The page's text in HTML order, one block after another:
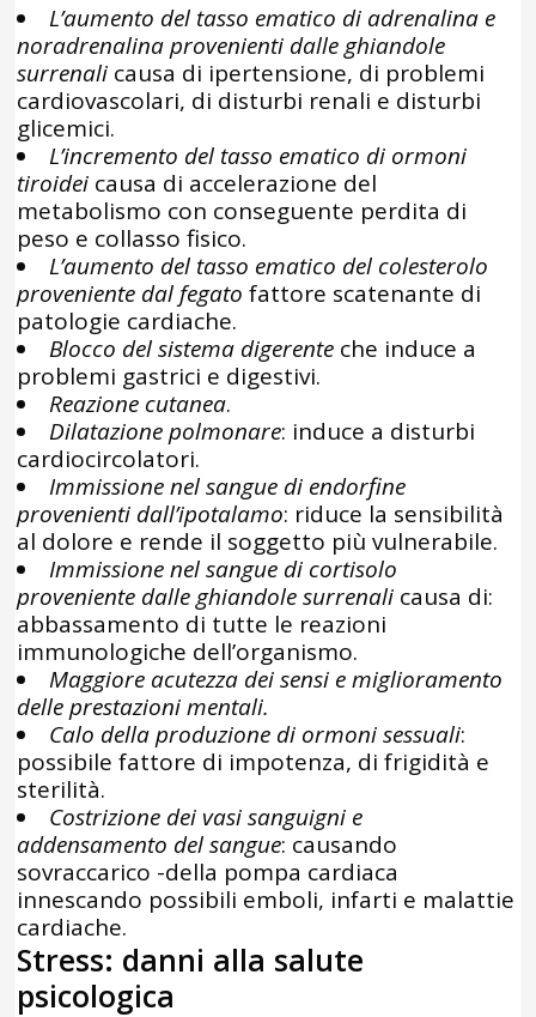
L’aumento del tasso ematico di adrenalina e
noradrenalina provenienti dalle ghiandole
surrenali causa di ipertensione, di problemi
cardiovascolari, di disturbi renali e disturbi
glicemici.
L’incremento del tasso ematico di ormoni
tiroidei causa di accelerazione del
metabolismo con conseguente perdita di
peso e collasso fisico.
L’aumento del tasso ematico del colesterolo
proveniente dal fegatofattore scatenante di
patologie cardiache.
Blocco del sistema digerente che induce a
problemi gastrici e digestivi.
Reazione cutanea.
Dilatazione polmonare: induce a disturbi
cardiocircolatori.
Immissione nel sangue di endorfine
provenienti dall’ipotalamo: riduce la sensibilità
al dolore e rende il soggetto più vulnerabile.
Immissione nel sangue di cortisolo
proveniente dalle ghiandole surrenali causa di:
abbassamento di tutte le reazioni
immunologiche dell’organismo.
Maggiore acutezza dei sensi e miglioramento
delle prestazioni mentali.
Calo della produzione di ormoni sessuali:
possibile fattore di impotenza, di frigidità e
sterilità.
Costrizione dei vasi sanguigni e
addensamento del sangue: causando
sovraccarico -della pompa cardiaca
innescando possibili emboli, infarti e malattie
cardiache.
Stress: danni alla salute
psicologica